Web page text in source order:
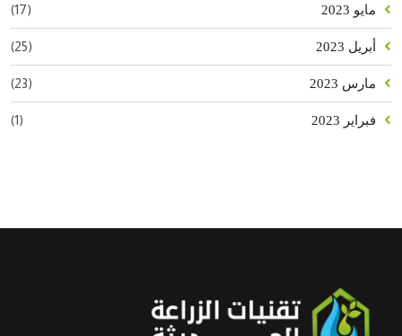
مايو 2023 (17)
أبريل 2023 (25)
مارس 2023 (23)
فبراير 2023 (1)